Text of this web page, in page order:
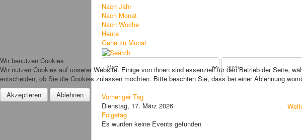
Nach Jahr
Nach Monat
Nach Woche
Heute
Gehe zu Monat
Vorheriger Tag
Dienstag, 17. März 2026
Folgetag
Es wurden keine Events gefunden
Wir benutzen Cookies
Wir nutzen Cookies auf unserer Website. Einige von ihnen sind essenziell für den Betrieb der Seite,
entscheiden, ob Sie die Cookies zulassen möchten. Bitte beachten Sie, dass bei einer Ablehnung
Akzeptieren
Ablehnen